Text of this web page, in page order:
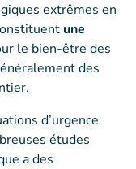
extrêmes en
une
le bien-être des
des
d’urgence
études
a des